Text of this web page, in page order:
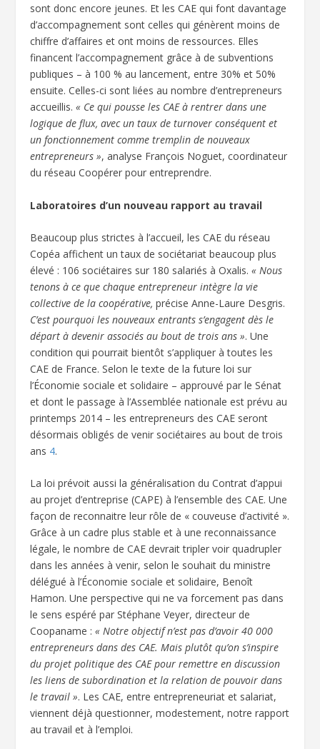
sont donc encore jeunes. Et les CAE qui font davantage
d’accompagnement sont celles qui génèrent moins de
chiffre d’affaires et ont moins de ressources. Elles
financent l’accompagnement grâce à de subventions
publiques – à 100 % au lancement, entre 30% et 50%
ensuite. Celles-ci sont liées au nombre d’entrepreneurs
accueillis.« Ce qui pousse les CAE à rentrer dans une
logique de flux, avec un taux de turnover conséquent et
un fonctionnement comme tremplin de nouveaux
entrepreneurs », analyse François Noguet, coordinateur
du réseau Coopérer pour entreprendre.
Laboratoires d’un nouveau rapport au travail
Beaucoup plus strictes à l’accueil, les CAE du réseau
Copéa affichent un taux de sociétariat beaucoup plus
élevé : 106 sociétaires sur 180 salariés à Oxalis.« Nous
tenons à ce que chaque entrepreneur intègre la vie
collective de la coopérative,précise Anne-Laure Desgris.
C’est pourquoi les nouveaux entrants s’engagent dès le
départ à devenir associés au bout de trois ans ». Une
condition qui pourrait bientôt s’appliquer à toutes les
CAE de France. Selon le texte de la future loi sur
l’Économie sociale et solidaire – approuvé par le Sénat
et dont le passage à l’Assemblée nationale est prévu au
printemps 2014 – les entrepreneurs des CAE seront
désormais obligés de venir sociétaires au bout de trois
ans 4.
La loi prévoit aussi la généralisation du Contrat d’appui
au projet d’entreprise (CAPE) à l’ensemble des CAE. Une
façon de reconnaitre leur rôle de « couveuse d’activité ».
Grâce à un cadre plus stable et à une reconnaissance
légale, le nombre de CAE devrait tripler voir quadrupler
dans les années à venir, selon le souhait du ministre
délégué à l’Économie sociale et solidaire, Benoît
Hamon. Une perspective qui ne va forcement pas dans
le sens espéré par Stéphane Veyer, directeur de
Coopaname :« Notre objectif n’est pas d’avoir 40 000
entrepreneurs dans des CAE. Mais plutôt qu’on s’inspire
du projet politique des CAE pour remettre en discussion
les liens de subordination et la relation de pouvoir dans
le travail ». Les CAE, entre entrepreneuriat et salariat,
viennent déjà questionner, modestement, notre rapport
au travail et à l’emploi.